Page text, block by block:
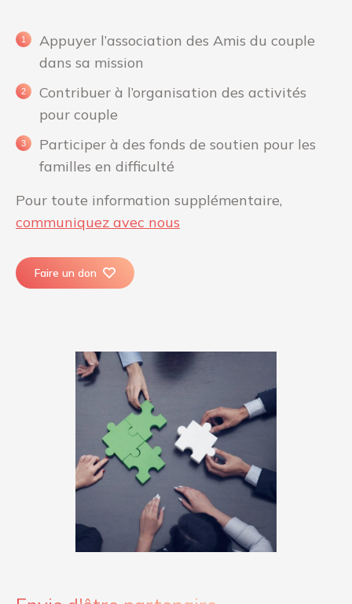
Appuyer l’association des Amis du couple
dans sa mission
Contribuer à l’organisation des activités
pour couple
Participer à des fonds de soutien pour les
familles en difficulté
Pour toute information supplémentaire,
communiquez avec nous
Faire un don